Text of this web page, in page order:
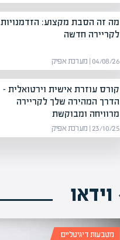
מה זה הסבת מקצוע: הזדמנויות
לקריירה חדשה
04/08/26 | מערכת אפיק
קורס עוזרת אישית וירטואלית –
הדרך המהירה שלך לקריירה
מרוויחה ומבוקשת
23/10/25 | מערכת אפיק
וידאו
מטבעות דיגיטליים